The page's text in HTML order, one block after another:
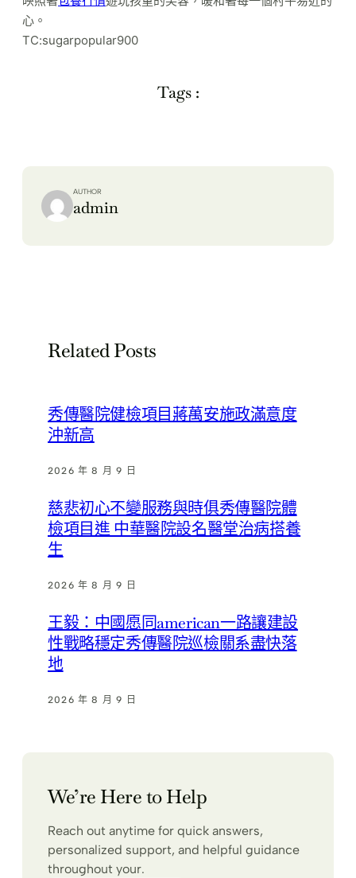
心。
TC:sugarpopular900
Tags :
AUTHOR
admin
Related Posts
秀傳醫院健檢項目蔣萬安施政滿意度
沖新高
2026 年 8 月 9 日
慈悲初心不變服務與時俱秀傳醫院體
檢項目進 中華醫院設名醫堂治病搭養
生
2026 年 8 月 9 日
王毅：中國愿同american一路讓建設
性戰略穩定秀傳醫院巡檢關系盡快落
地
2026 年 8 月 9 日
We’re Here to Help
Reach out anytime for quick answers,
personalized support, and helpful guidance
throughout your.